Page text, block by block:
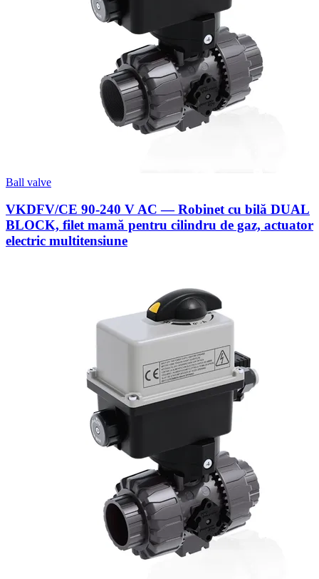
Ball valve
VKDFV/CE 90-240 V AC — Robinet cu bilă DUAL
BLOCK, filet mamă pentru cilindru de gaz, actuator
electric multitensiune